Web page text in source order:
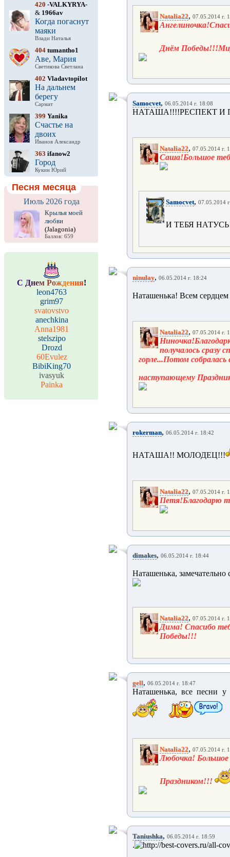
420 -VALKYRYA-
& 1966av
Когда погаснут
маяки
Влади Наталья
404 tumantho1
Аве, Мария
Светикова Светлана
402 Vladavtopilot
На дальнем
берегу
Сармат
399 Yanika
Счастье на
двоих
Иванов Александр
363 ifanow2
Город
Кукин Юрий
Песня месяца
Июль 2026 года
Крылья моей
любви
(Jalagonia)
Баллов: 659
С Днем Рождения!
leon4763
grim97
svatovstvo
anechkina
Anna1981
stelszipo
Drozd
60Evulez
BibiKing70
ivasyuk
Painka
Natalia22, 07.05.2014 г.
Днём
Samocvet, 06.05.2014 г. 18:08
НАТАША!!!!РЕСПЕКТ И
Natalia22, 07.05.2014 г.
Саша!Большое
Samocvet, 07.05.2014
И ТЕБЯ
ninulay, 06.05.2014 г. 18:24
Наташенька! Всем
Natalia22, 07.05.2014 г.
получалось сразу
горле...Потом
наступающему
rokerman, 06.05.2014 г. 18:42
НАТАША!! МОЛОДЕЦ!!!
Natalia22, 07.05.2014 г.
Петя!Благодарю
dimakes, 06.05.2014 г. 18:44
Наташенька,
Natalia22, 07.05.2014 г.
Дима! Спасибо
Победы!!!
gell, 06.05.2014 г. 18:47
Наташенька, все песни у
Natalia22, 07.05.2014 г.
Любочка!
Праздником!!!
Taniushka, 06.05.2014 г. 18:59
.